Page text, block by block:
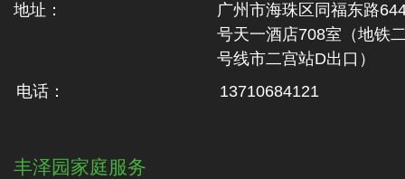
地址：
广州市海珠区同福东路
号天一酒店708室（地铁‬
号线市二‬宫站D出口）
电话：
13710684121
丰泽园家庭服务